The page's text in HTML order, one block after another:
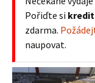
Pořiďte si
zdarma.
naupovat.